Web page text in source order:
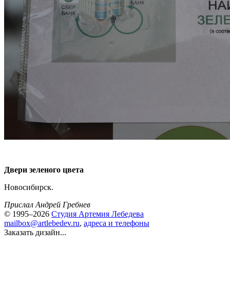
Двери зеленого цвета
Новосибирск.
Прислал Андрей Гребнев
© 1995–2026 Студия Артемия Лебедева
mailbox@artlebedev.ru, адреса и телефоны
Заказать дизайн...